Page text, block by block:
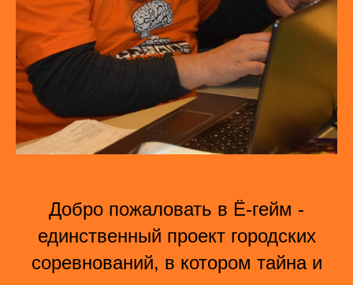
Добро пожаловать в Ё-гейм -
единственный проект городских
соревнований, в котором тайна и